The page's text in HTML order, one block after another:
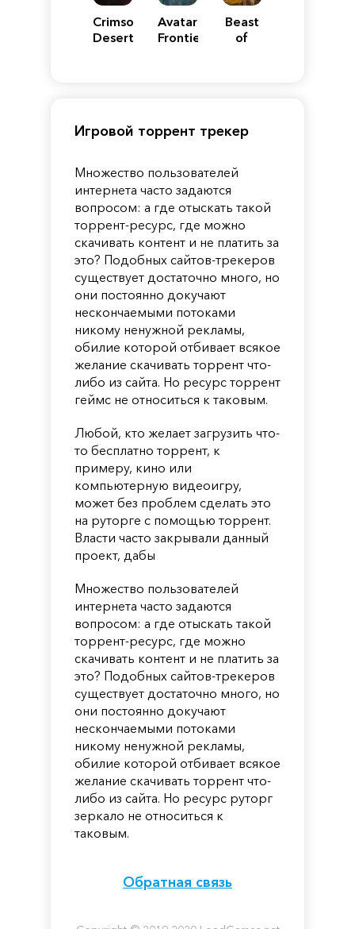
Crimson
Desert
Avatar:
Frontiers
Beast
of
Игровой торрент трекер
Множество пользователей
интернета часто задаются
вопросом: а где отыскать такой
торрент-ресурс, где можно
скачивать контент и не платить за
это? Подобных сайтов-трекеров
существует достаточно много, но
они постоянно докучают
нескончаемыми потоками
никому ненужной рекламы,
обилие которой отбивает всякое
желание скачивать торрент что-
либо из сайта. Но ресурс торрент
геймс не относиться к таковым.
Любой, кто желает загрузить что-
то бесплатно торрент, к
примеру, кино или
компьютерную видеоигру,
может без проблем сделать это
на руторге с помощью торрент.
Власти часто закрывали данный
проект, дабы
Множество пользователей
интернета часто задаются
вопросом: а где отыскать такой
торрент-ресурс, где можно
скачивать контент и не платить за
это? Подобных сайтов-трекеров
существует достаточно много, но
они постоянно докучают
нескончаемыми потоками
никому ненужной рекламы,
обилие которой отбивает всякое
желание скачивать торрент что-
либо из сайта. Но ресурс руторг
зеркало не относиться к
таковым.
Обратная связь